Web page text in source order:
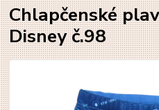
Chlapčenské
Disney č.98